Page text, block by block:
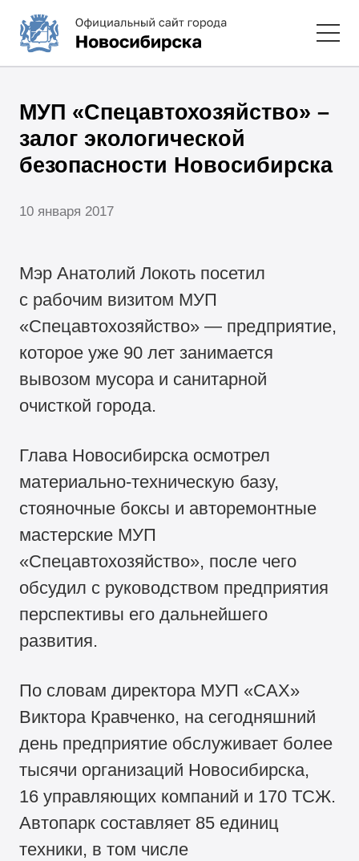
МУП «Спецавтохозяйство» –
залог экологической
безопасности Новосибирска
10 января 2017
Мэр Анатолий Локоть посетил
с рабочим визитом МУП
«Спецавтохозяйство» — предприятие,
которое уже 90 лет занимается
вывозом мусора и санитарной
очисткой города.
Глава Новосибирска осмотрел
материально-техническую базу,
стояночные боксы и авторемонтные
мастерские МУП
«Спецавтохозяйство», после чего
обсудил с руководством предприятия
перспективы его дальнейшего
развития.
По словам директора МУП «САХ»
Виктора Кравченко, на сегодняшний
день предприятие обслуживает более
тысячи организаций Новосибирска,
16 управляющих компаний и 170 ТСЖ.
Автопарк составляет 85 единиц
техники, в том числе